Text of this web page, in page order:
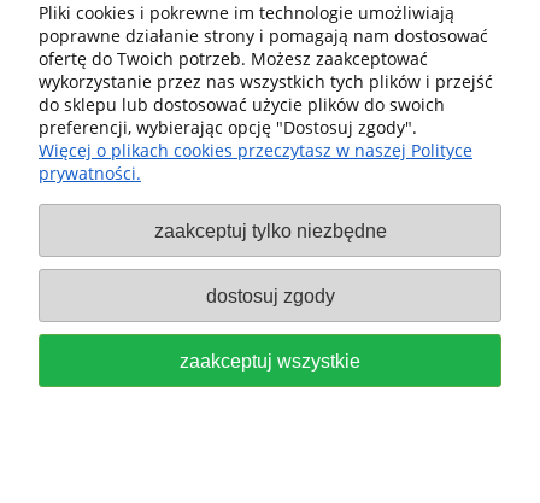
PAPIER ŚCIERNY NA RZEP
GRANAT TRÓJKĄT V93, GRADACJA
P180, SZTUK 10 FESTOOL 497396
do koszyka
Pliki cookies i pokrewne im technologie umożliwiają
poprawne działanie strony i pomagają nam dostosować
ofertę do Twoich potrzeb. Możesz zaakceptować
wykorzystanie przez nas wszystkich tych plików i przejść
do sklepu lub dostosować użycie plików do swoich
preferencji, wybierając opcję "Dostosuj zgody".
Więcej o plikach cookies przeczytasz w naszej Polityce
prywatności.
zaakceptuj tylko niezbędne
dostosuj zgody
zaakceptuj wszystkie